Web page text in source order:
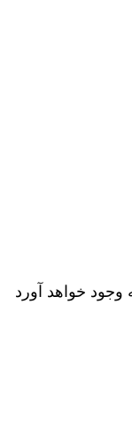
خواهد آورد